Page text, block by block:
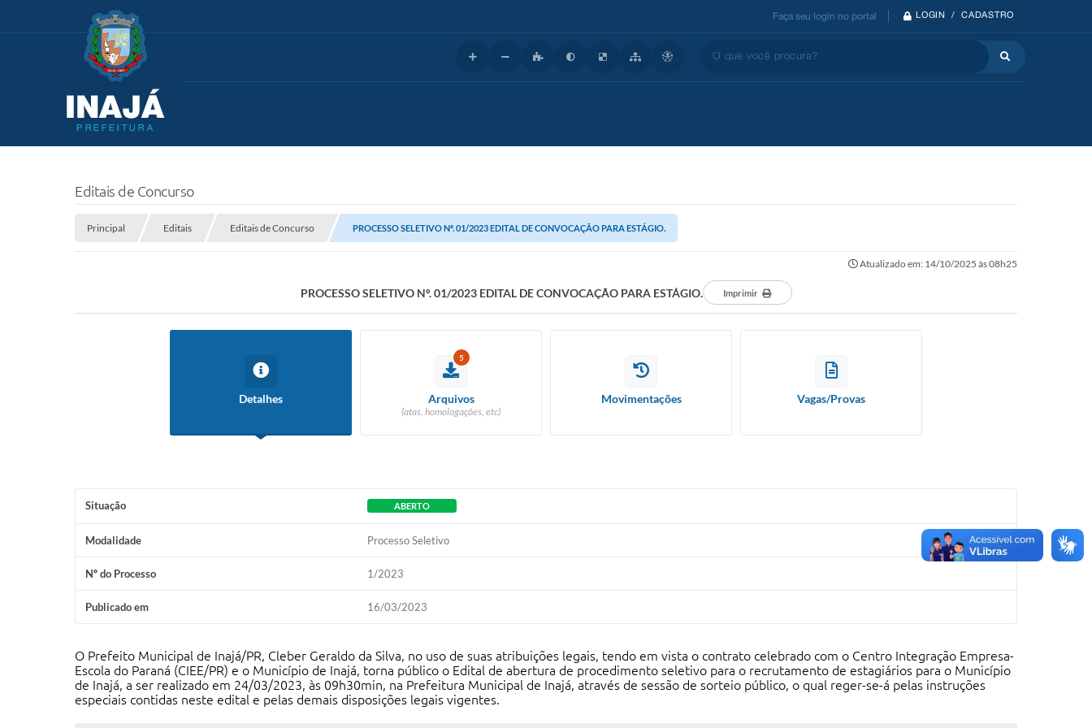
Faça seu login no portal LOGIN / CADASTRO
O que você procura?
Editais de Concurso
Principal Editais Editais de Concurso PROCESSO SELETIVO Nº. 01/2023 EDITAL DE CONVOCAÇÃO PARA ESTÁGIO.
Atualizado em: 14/10/2025 às 08h25
PROCESSO SELETIVO Nº. 01/2023 EDITAL DE CONVOCAÇÃO PARA ESTÁGIO. Imprimir
Detalhes
5
Arquivos
(atas, homologações, etc)
Movimentações Vagas/Provas
Situação ABERTO
Modalidade Processo Seletivo
Nº do Processo 1/2023
Publicado em 16/03/2023
O Prefeito Municipal de Inajá/PR, Cleber Geraldo da Silva, no uso de suas atribuições legais, tendo em vista o contrato celebrado com o Centro Integração Empresa-
Escola do Paraná (CIEE/PR) e o Município de Inajá, torna público o Edital de abertura de procedimento seletivo para o recrutamento de estagiários para o Município
de Inajá, a ser realizado em 24/03/2023, às 09h30min, na Prefeitura Municipal de Inajá, através de sessão de sorteio público, o qual reger-se-á pelas instruções
especiais contidas neste edital e pelas demais disposições legais vigentes.